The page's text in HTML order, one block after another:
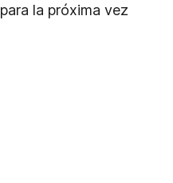
la próxima vez